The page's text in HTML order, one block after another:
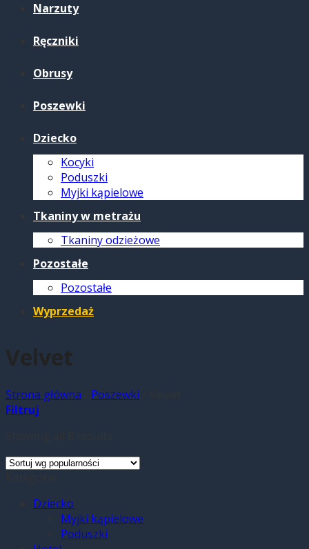
Narzuty
Ręczniki
Obrusy
Poszewki
Dziecko
Kocyki
Poduszki
Myjki kąpielowe
Tkaniny w metrażu
Tkaniny odzieżowe
Pozostałe
Pozostałe
Wyprzedaż
Velvet
Strona główna Poszewki
Filtruj
Dziecko
Myjki kąpielowe
Poduszki